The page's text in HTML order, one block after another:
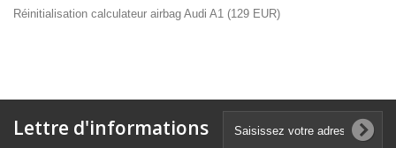
Réinitialisation calculateur airbag Audi A1 (129 EUR)
Lettre d'informations